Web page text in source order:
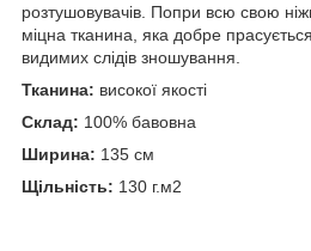
розтушовувачів. Попри всю свою
міцна тканина, яка добре
видимих слідів зношування.
Тканина: високої якості
Склад: 100% бавовна
Ширина: 135 см
Щільність: 130 г.м2